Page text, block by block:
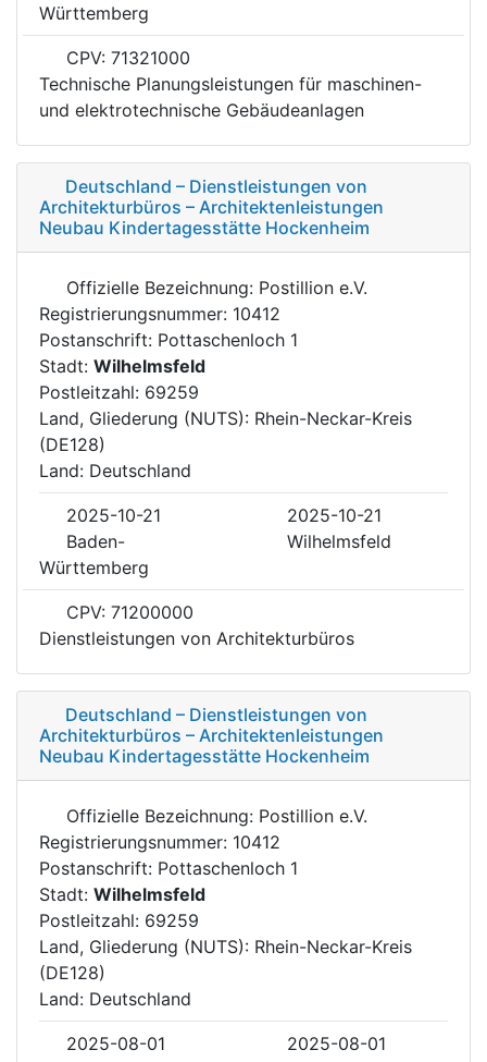
Württemberg
CPV: 71321000
Technische Planungsleistungen für maschinen-
und elektrotechnische Gebäudeanlagen
Deutschland – Dienstleistungen von
Architekturbüros – Architektenleistungen
Neubau Kindertagesstätte Hockenheim
Offizielle Bezeichnung: Postillion e.V.
Registrierungsnummer: 10412
Postanschrift: Pottaschenloch 1
Stadt: Wilhelmsfeld
Postleitzahl: 69259
Land, Gliederung (NUTS): Rhein-Neckar-Kreis
(DE128)
Land: Deutschland
2025-10-21
2025-10-21
Baden-
Württemberg
Wilhelmsfeld
CPV: 71200000
Dienstleistungen von Architekturbüros
Deutschland – Dienstleistungen von
Architekturbüros – Architektenleistungen
Neubau Kindertagesstätte Hockenheim
Offizielle Bezeichnung: Postillion e.V.
Registrierungsnummer: 10412
Postanschrift: Pottaschenloch 1
Stadt: Wilhelmsfeld
Postleitzahl: 69259
Land, Gliederung (NUTS): Rhein-Neckar-Kreis
(DE128)
Land: Deutschland
2025-08-01
2025-08-01